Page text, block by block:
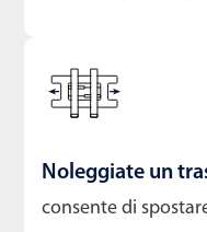
Noleggiate un
consente di